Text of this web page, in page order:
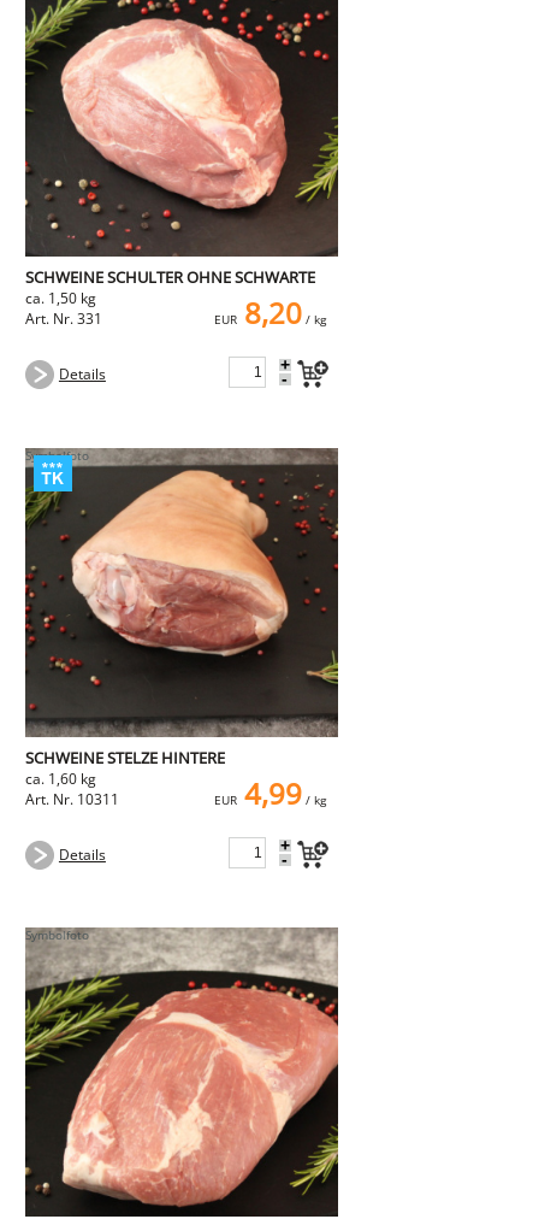
SCHWEINE SCHULTER OHNE SCHWARTE
ca. 1,50 kg
Art. Nr. 331
EUR 8,20/ kg
Details +
-
SCHWEINE STELZE HINTERE
ca. 1,60 kg
Art. Nr. 10311
EUR 4,99/ kg
Details +
-